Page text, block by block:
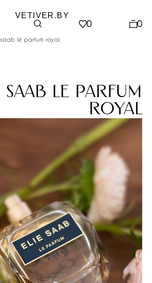
VETIVER.BY
0 0
le parfum royal
saab le parfum
royal